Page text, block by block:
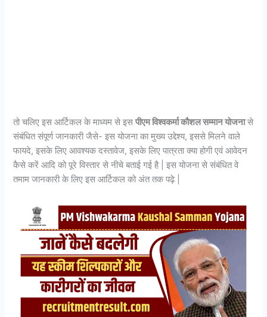
तो चलिए इस आर्टिकल के माध्यम से इसपीएम विश्वकर्मा कौशलसम्मान योजनासे
संबंधित संपूर्ण जानकारी जैसे- इस योजना का मुख्य उद्देश्य, इससे मिलने वाले
फायदे, इसके लिए आवश्यक दस्तावेज, इसके लिए पात्रता क्या होगी एवं आवेदन
कैसे करें आदि को पूरे विस्तार से नीचे बताई गई है | इस योजना से संबंधित वे
तमाम जानकारी के लिए इस आर्टिकल को अंत तक पढ़े |